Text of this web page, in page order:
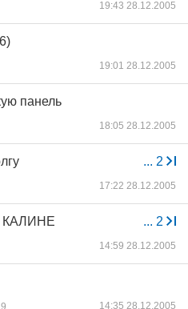
19:43 28.12.2005
19:01 28.12.2005
панель
18:05 28.12.2005
... 2
17:22 28.12.2005
... 2
КАЛИНЕ
14:59 28.12.2005
9 14:35 28.12.2005